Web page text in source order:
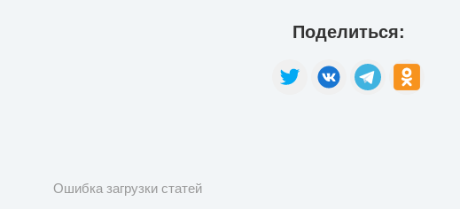
Поделиться:
Ошибка загрузки статей